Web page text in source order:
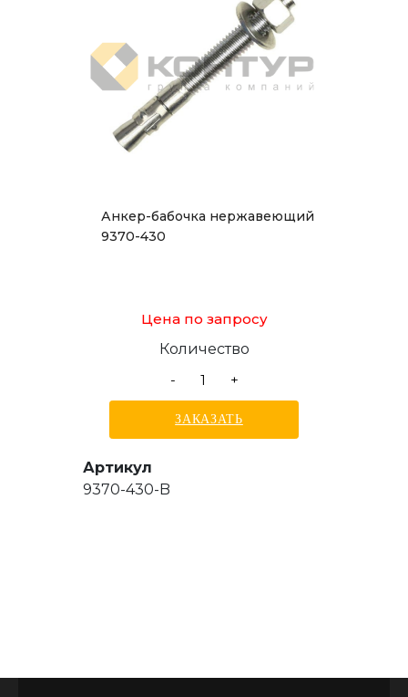
Анкер-бабочка нержавеющий
9370-430
Цена по запросу
Количество
-
+
ЗАКАЗАТЬ
Артикул
9370-430-B